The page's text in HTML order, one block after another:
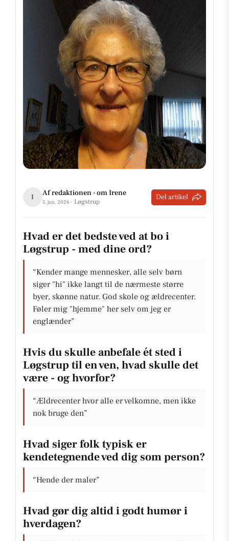
I Af redaktionen · om Irene
5. jun. 2026 · Løgstrup
Del artikel
Hvad er det bedste ved at bo i
Løgstrup - med dine ord?
“Kender mange mennesker, alle selv børn
siger "hi" ikke langt til de nærmeste større
byer, skønne natur. God skole og ældrecenter.
Føler mig "hjemme" her selv om jeg er
englænder”
Hvis du skulle anbefale ét sted i
Løgstrup til en ven, hvad skulle det
være - og hvorfor?
“Ældrecenter hvor alle er velkomne, men ikke
nok bruge den”
Hvad siger folk typisk er
kendetegnende ved dig som person?
“Hende der maler”
Hvad gør dig altid i godt humør i
hverdagen?